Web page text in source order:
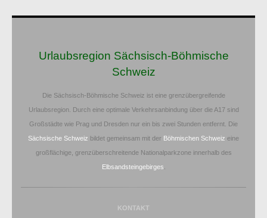
Urlaubsregion Sächsisch-Böhmische
Schweiz
Die Sächsisch-Böhmische Schweiz ist eine grenzübergreifende
Urlaubsregion. Durch eine optimale Verkehrsanbindung über die A17 sind
Großstädte wie Prag und Dresden nur ein bis zwei Stunden entfernt. Die
Sächsische Schweiz bildet gemeinsam mit der Böhmischen Schweiz eine
großflächige, grenzüberschreitende Nationalparkzone innerhalb des
Elbsandsteingebirges
KONTAKT